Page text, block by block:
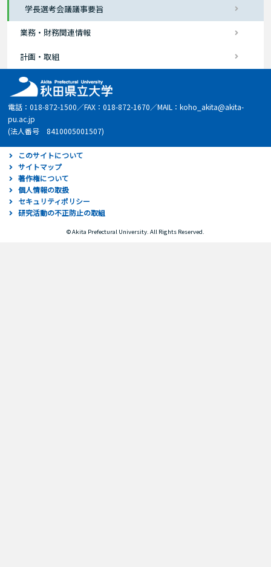
学長選考会議議事要旨
業務・財務関連情報
計画・取組
電話：018-872-1500／FAX：018-872-1670／MAIL：koho_akita@akita-
pu.ac.jp
(法人番号 8410005001507)
このサイトについて
サイトマップ
著作権について
個人情報の取扱
セキュリティポリシー
研究活動の不正防止の取組
© Akita Prefectural University. All Rights Reserved.